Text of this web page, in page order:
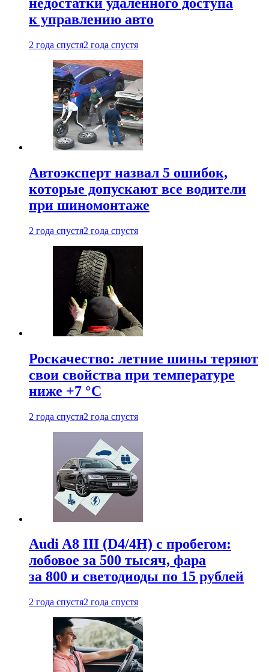
к управлению авто
2 года спустя2 года спустя
Автоэксперт назвал 5 ошибок,
которые допускают все водители
при шиномонтаже
2 года спустя2 года спустя
Роскачество: летние шины теряют
свои свойства при температуре
ниже +7 °C
2 года спустя2 года спустя
Audi A8 III (D4/4H) c пробегом:
лобовое за 500 тысяч, фара
за 800 и светодиоды по 15 рублей
2 года спустя2 года спустя